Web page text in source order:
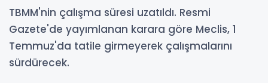
TBMM'nin çalışma süresi uzatıldı. Resmi
Gazete'de yayımlanan karara göre Meclis, 1
Temmuz'da tatile girmeyerek çalışmalarını
sürdürecek.